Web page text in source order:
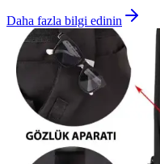
Daha fazla bilgi edinin